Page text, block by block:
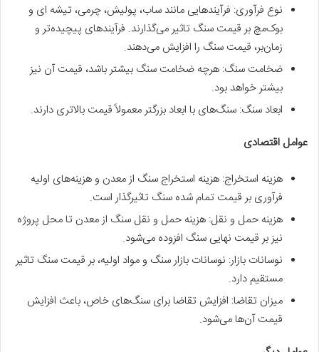
نوع فرآوری: فرآیندهایی مانند ساب، پولیش، چرمی، تیشه ای و
بوک‌مچ بر قیمت سنگ تاثیر می‌گذارند. فرآیندهای پیچیده‌تر و
زمان‌بر، قیمت سنگ را افزایش می‌دهند.
ضخامت سنگ: هرچه ضخامت سنگ بیشتر باشد، قیمت آن نیز
بیشتر خواهد بود.
ابعاد سنگ: سنگ‌های با ابعاد بزرگتر معمولاً قیمت بالاتری دارند.
عوامل اقتصادی
هزینه استخراج: هزینه استخراج سنگ از معدن و هزینه‌های اولیه
فرآوری بر قیمت تمام شده سنگ تاثیرگذار است.
هزینه حمل و نقل: هزینه حمل و نقل سنگ از معدن تا محل پروژه
نیز بر قیمت نهایی سنگ افزوده می‌شود.
نوسانات بازار: نوسانات بازار سنگ و مواد اولیه، بر قیمت سنگ تاثیر
مستقیم دارد.
میزان تقاضا: افزایش تقاضا برای سنگ‌های خاص، باعث افزایش
قیمت آن‌ها می‌شود.